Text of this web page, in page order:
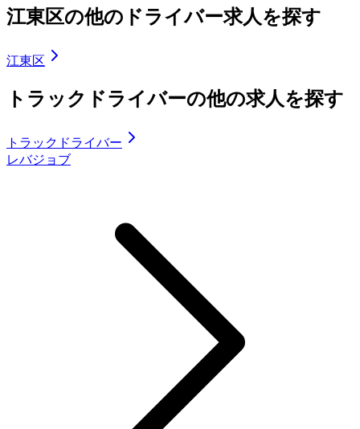
江東区の他のドライバー求人を探す
江東区
トラックドライバーの他の求人を探す
トラックドライバー
レバジョブ